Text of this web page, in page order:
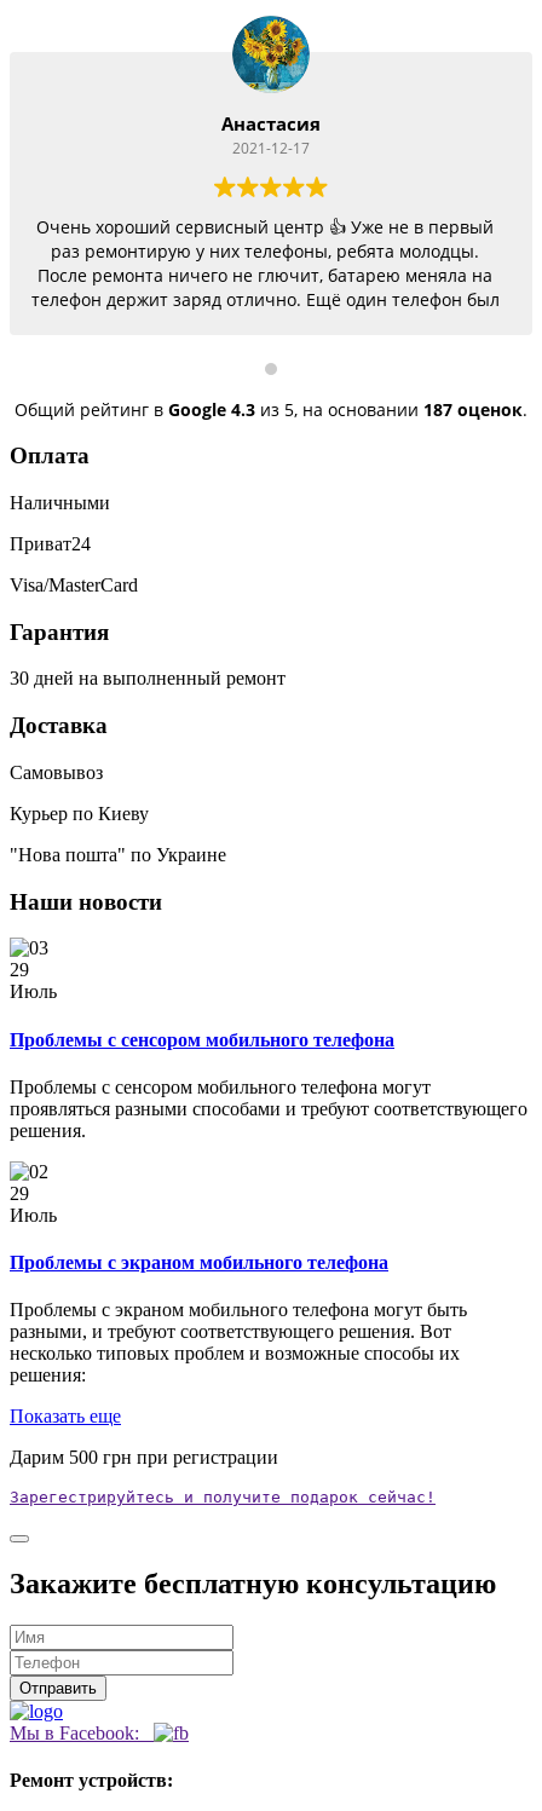
Анастасия
2021-12-17
Очень хороший сервисный центр 👍 Уже не в первый
раз ремонтирую у них телефоны, ребята молодцы.
После ремонта ничего не глючит, батарею меняла на
телефон держит заряд отлично. Ещё один телефон был
сегодня получила телефон, всё исправили, заряд
Общий рейтинг в Google 4.3 из 5, на основании 187 оценок.
Оплата
Наличными
Приват24
Visa/MasterCard
Гарантия
30 дней на выполненный ремонт
Доставка
Самовывоз
Курьер по Киеву
"Нова пошта" по Украине
Наши новости
29
Июль
Проблемы с сенсором мобильного телефона
Проблемы с сенсором мобильного телефона могут
проявляться разными способами и требуют соответствующего
решения.
29
Июль
Проблемы с экраном мобильного телефона
Проблемы с экраном мобильного телефона могут быть
разными, и требуют соответствующего решения. Вот
несколько типовых проблем и возможные способы их
решения:
Показать еще
Дарим 500 грн при регистрации
Зарегестрируйтесь и получите подарок сейчас!
Закажите бесплатную консультацию
Мы в Facebook:
Ремонт устройств: